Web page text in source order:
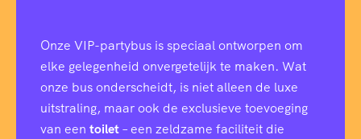
Onze VIP-partybus is speciaal ontworpen om
elke gelegenheid onvergetelijk te maken. Wat
onze bus onderscheidt, is niet alleen de luxe
uitstraling, maar ook de exclusieve toevoeging
van een toilet– een zeldzame faciliteit die